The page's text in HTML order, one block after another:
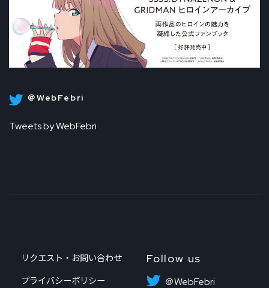
＠WebFebri
Tweets by WebFebri
リクエスト・お問い合わせ
プライバシーポリシー
Follow us
＠WebFebri